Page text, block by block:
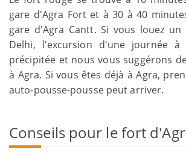
gare d'Agra Fort et à 30 à 40
gare d'Agra Cantt. Si vous louez un
Delhi, l'excursion d'une journée
précipitée et nous vous suggérons
à Agra. Si vous êtes déjà à Agra,
auto-pousse-pousse peut arriver.
Conseils pour le fort